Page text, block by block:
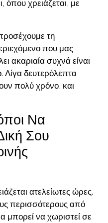
όπου χρειάζεται, με
τη
που μας
ακαριαία συχνά είναι
Λίγα δευτερόλεπτα
πολύ χρόνο, και
Να
Σου
ατελείωτες ώρες.
περισσότερους από
μπορεί να χωριστεί σε